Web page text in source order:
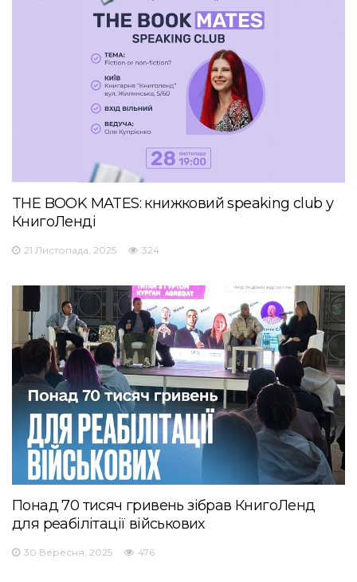
THE BOOK MATES: книжковий speaking club у
КнигоЛенді
21 Листопада, 2025 324
Понад 70 тисяч гривень зібрав КнигоЛенд
для реабілітації військових
30 Вересня, 2025 476